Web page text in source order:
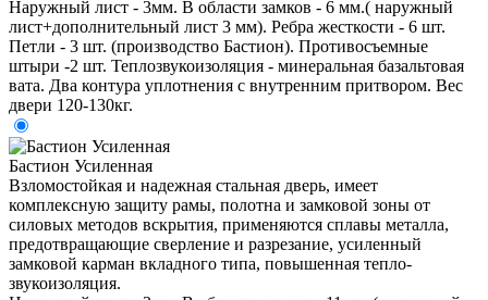
Наружный лист - 3мм. В области замков - 6 мм.( наружный
лист+дополнительный лист 3 мм). Ребра жесткости - 6 шт.
Петли - 3 шт. (производство Бастион). Противосъемные
штыри -2 шт. Теплозвукоизоляция - минеральная базальтовая
вата. Два контура уплотнения с внутренним притвором. Вес
двери 120-130кг.
Бастион Усиленная
Взломостойкая и надежная стальная дверь, имеет
комплексную защиту рамы, полотна и замковой зоны от
силовых методов вскрытия, применяются сплавы металла,
предотвращающие сверление и разрезание, усиленный
замковой карман вкладного типа, повышенная тепло-
звукоизоляция.